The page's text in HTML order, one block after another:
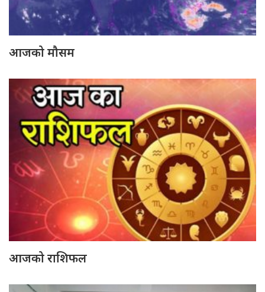
आजको मौसम
आजको राशिफल